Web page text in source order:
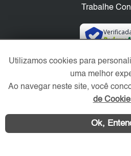
Trabalhe
Redes
Utilizamos cookies para
uma melhor
Ao navegar neste site, você
de
Ok,